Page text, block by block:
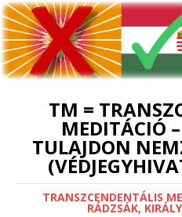
TM =
MEDITÁCIÓ
TULAJDON
TRANSZCENDENTÁLIS
RÁDZSÁK,